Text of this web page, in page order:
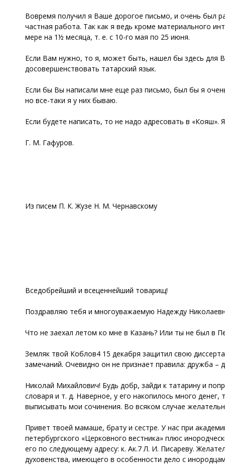
Вовремя получил я Ваше дорогое письмо, и очень был
частная работа. Так как я ведь кроме материального
мере на 1½ месяца, т. е. с 10-го мая по 25 июня.
Если Вам нужно, то я, может быть, нашел бы здесь для
досовершенствовать татарский язык.
Если бы Вы написали мне еще раз письмо, был бы я
но все-таки я у них бываю.
Если будете написать, то не надо адресовать в
Г. М. Гафуров.
Из писем П. К. Жузе Н. М. Чернавскому
Вседобрейший и всеценнейший товарищ!
Поздравляю тебя и многоуважаемую Надежду
Что не заехал летом ко мне в Казань? Или ты не был в
Земляк твой Коблов4 15 декабря защитил свою
замечаний. Очевидно он не признает правила: дружба –
Николай Михайлович! Будь добр, зайди к татарину и
словаря и т. д. Наверное, у его накопилось много
выписывать мои сочинения. Во всяком случае
Привет твоей мамаше, брату и сестре. У нас при
петербургского «Церковного вестника» плюс
его по следующему адресу: к. Ак.7 Л. И. Писареву.
духовенства, имеющего в особенности дело с